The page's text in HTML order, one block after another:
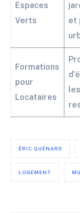
Espaces
Verts
et
Formations
pour
Locataires
ÉRIC QUÉNARD
LOGEMENT